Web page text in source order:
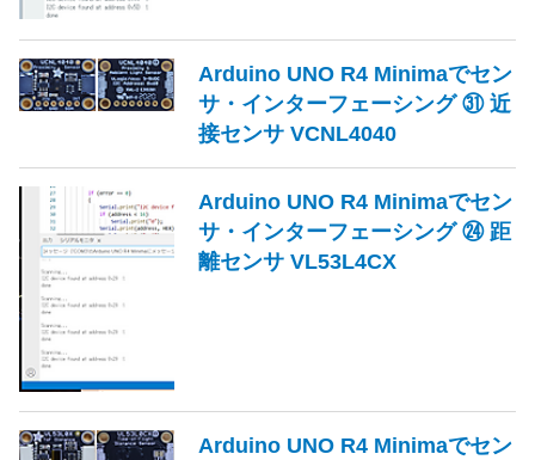
Arduino UNO R4 Minimaでセン
サ・インターフェーシング ㉛ 近
接センサ VCNL4040
Arduino UNO R4 Minimaでセン
サ・インターフェーシング ㉔ 距
離センサ VL53L4CX
Arduino UNO R4 Minimaでセン